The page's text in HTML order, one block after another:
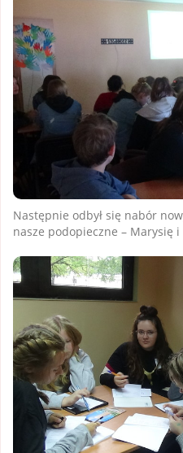
Następnie odbył się nabór
nasze podopieczne – Marysię